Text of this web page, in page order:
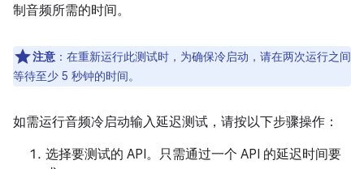
制音频所需的时间。
注意 ：在重新运行此测试时，为确保冷启动，请在两次运行之间
等待至少 5 秒钟的时间。
如需运行音频冷启动输入延迟测试，请按以下步骤操作：
选择要测试的 API。只需通过一个 API 的延迟时间要